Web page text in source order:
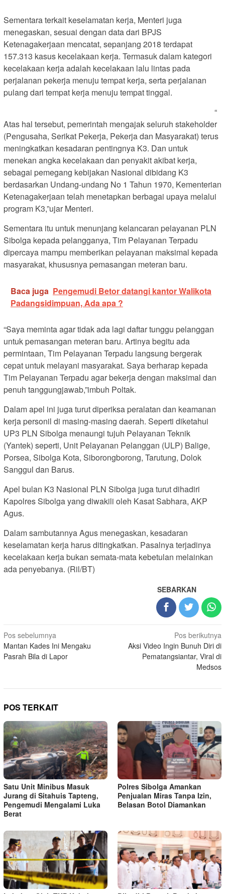
Sementara terkait keselamatan kerja, Menteri juga
menegaskan, sesuai dengan data dari BPJS
Ketenagakerjaan mencatat, sepanjang 2018 terdapat
157.313 kasus kecelakaan kerja. Termasuk dalam kategori
kecelakaan kerja adalah kecelakaan lalu lintas pada
perjalanan pekerja menuju tempat kerja, serta perjalanan
pulang dari tempat kerja menuju tempat tinggal.
“
Atas hal tersebut, pemerintah mengajak seluruh stakeholder
(Pengusaha, Serikat Pekerja, Pekerja dan Masyarakat) terus
meningkatkan kesadaran pentingnya K3. Dan untuk
menekan angka kecelakaan dan penyakit akibat kerja,
sebagai pemegang kebijakan Nasional dibidang K3
berdasarkan Undang-undang No 1 Tahun 1970, Kementerian
Ketenagakerjaan telah menetapkan berbagai upaya melalui
program K3,”ujar Menteri.
Sementara itu untuk menunjang kelancaran pelayanan PLN
Sibolga kepada pelangganya, Tim Pelayanan Terpadu
dipercaya mampu memberikan pelayanan maksimal kepada
masyarakat, khususnya pemasangan meteran baru.
Baca juga Pengemudi Betor datangi kantor Walikota
Padangsidimpuan, Ada apa ?
“Saya meminta agar tidak ada lagi daftar tunggu pelanggan
untuk pemasangan meteran baru. Artinya begitu ada
permintaan, Tim Pelayanan Terpadu langsung bergerak
cepat untuk melayani masyarakat. Saya berharap kepada
Tim Pelayanan Terpadu agar bekerja dengan maksimal dan
penuh tanggungjawab,”imbuh Poltak.
Dalam apel ini juga turut diperiksa peralatan dan keamanan
kerja personil di masing-masing daerah. Seperti diketahui
UP3 PLN Sibolga menaungi tujuh Pelayanan Teknik
(Yantek) seperti, Unit Pelayanan Pelanggan (ULP) Balige,
Porsea, Sibolga Kota, Siborongborong, Tarutung, Dolok
Sanggul dan Barus.
Apel bulan K3 Nasional PLN Sibolga juga turut dihadiri
Kapolres Sibolga yang diwakili oleh Kasat Sabhara, AKP
Agus.
Dalam sambutannya Agus menegaskan, kesadaran
keselamatan kerja harus ditingkatkan. Pasalnya terjadinya
kecelakaan kerja bukan semata-mata kebetulan melainkan
ada penyebanya. (Ril/BT)
SEBARKAN
Navigasi
pos
Pos sebelumnya
Mantan Kades Ini Mengaku
Pasrah Bila di Lapor
Pos berikutnya
Aksi Video Ingin Bunuh Diri di
Pematangsiantar, Viral di
Medsos
POS TERKAIT
Satu Unit Minibus Masuk
Jurang di Sitahuis Tapteng,
Pengemudi Mengalami Luka
Berat
Polres Sibolga Amankan
Penjualan Miras Tanpa Izin,
Belasan Botol Diamankan